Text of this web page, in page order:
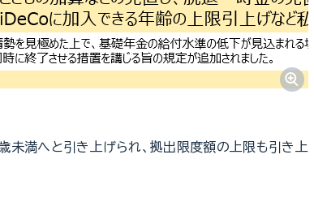
満へと引き上げられ、拠出限度額の上限も引き上